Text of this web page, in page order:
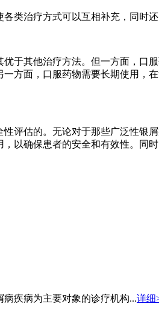
类治疗方式可以互相补充，同时
于其他治疗方法。但一方面，
方面，口服药物需要长期使用
评估的。无论对于那些广泛性
以确保患者的安全和有效性。同
疾病为主要对象的诊疗机构...详细